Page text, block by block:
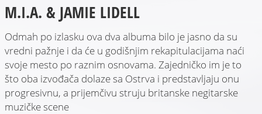
Arhive
M.I.A. & JAMIE LIDELL
Odmah po izlasku ova dva albuma bilo je jasno da su
vredni pažnje i da će u godišnjim rekapitulacijama naći
svoje mesto po raznim osnovama. Zajedničko im je to
što oba izvođača dolaze sa Ostrva i predstavljaju onu
progresivnu, a prijemčivu struju britanske negitarske
muzičke scene